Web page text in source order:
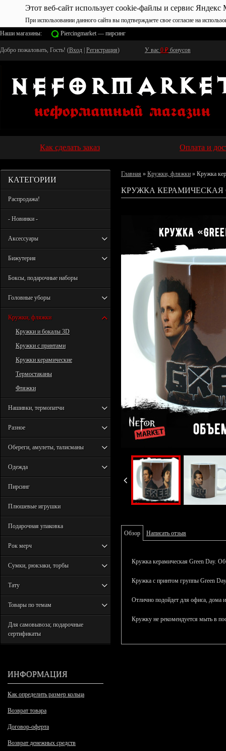
Этот веб-сайт использует cookie-файлы и сервис Яндекс
При использовании данного сайта вы подтверждаете свое согласие на
Наши магазины:
Piercingmarket — пирсинг
Добро пожаловать, Гость! (Вход Регистрация) У вас 0 ₽ бонусов
Как сделать заказ Оплата и
КАТЕГОРИИ
Распродажа!
- Новинки -
Аксессуары
Бижутерия
Боксы, подарочные наборы
Головные уборы
Кружки, фляжки
Кружки и бокалы 3D
Кружки с принтами
Кружки керамические
Термостаканы
Фляжки
Нашивки, термопатчи
Разное
Обереги, амулеты, талисманы
Одежда
Пирсинг
Плюшевые игрушки
Подарочная упаковка
Рок мерч
Сумки, рюкзаки, торбы
Тату
Товары по темам
Для самовывоза; подарочные
сертификаты
ИНФОРМАЦИЯ
Как определить размер кольца
Возврат товара
Договор-оферта
Возврат денежных средств
Главная » Кружки, фляжки » Кружка
КРУЖКА КЕРАМИЧЕСКАЯ
Обзор Написать отзыв
Кружка керамическая Green Day.
Кружка с принтом группы Green
Отлично подойдет для офиса, дома
Кружку не рекомендуется мыть в